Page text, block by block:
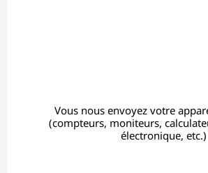
Vous nous envoyez votre
(compteurs, moniteurs,
électronique, etc.)